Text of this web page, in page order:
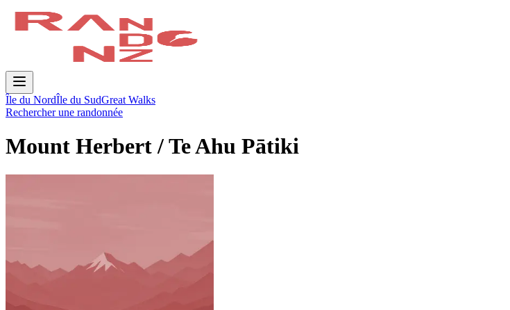
Île du NordÎle du SudGreat Walks
Rechercher une randonnée
Mount Herbert / Te Ahu Pātiki